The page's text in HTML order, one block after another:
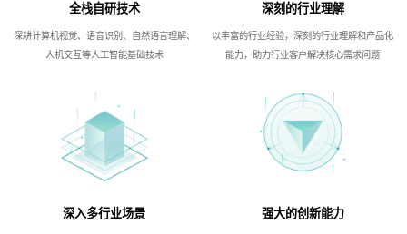
全栈自研技术
深耕计算机视觉、语音识别、自然语言理解、
人机交互等人工智能基础技术
深刻的行业理解
以丰富的行业经验，深刻的行业理解和产品化
能力，助力行业客户解决核心需求问题
深入多行业场景 强大的创新能力